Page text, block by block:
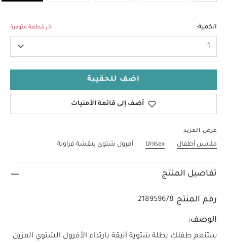
الكمية: اخر قطعة متوفرة
1
اضف للحقيبة
أضف إلى قائمة الأمنيات
عرض المزيد
ملابس أطفال Unisex أفرول شتوي بنقشة فراولة
تفاصيل المنتج
رقم المنتج 218959678
الوصف:
ستنعم طفلك بطلة شتوية أنيقة بارتداء الأفرول الشتوي المزين